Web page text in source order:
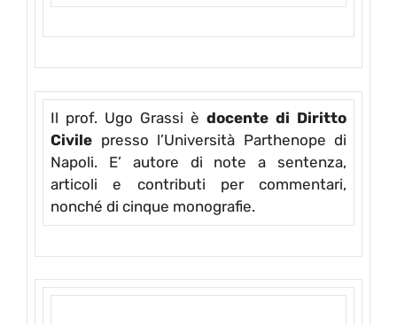
Il prof. Ugo Grassi è docente di Diritto
Civile presso l’Università Parthenope di
Napoli. E’ autore di note a sentenza,
articoli e contributi per commentari,
nonché di cinque monografie.